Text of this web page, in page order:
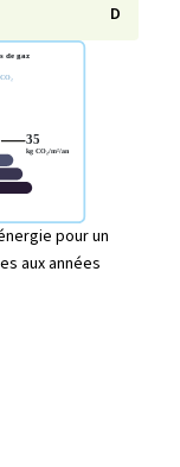
D
pour un
aux années